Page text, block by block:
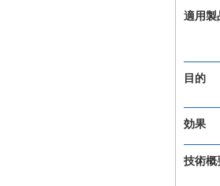
適用製
目的
効果
技術概